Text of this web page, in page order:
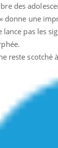
des
donne une
pas les
reste scotché